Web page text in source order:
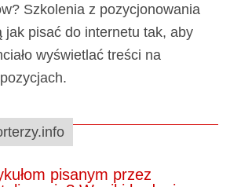
Szkolenia z pozycjonowania
jak pisać do internetu tak, aby
wyświetlać treści na
pisanym przez